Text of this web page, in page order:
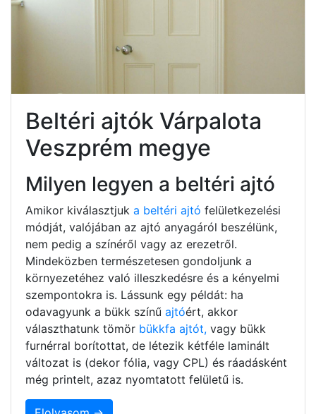
Beltéri ajtók Várpalota
Veszprém megye
Milyen legyen a beltéri ajtó
Amikor kiválasztjuk a beltéri ajtó felületkezelési
módját, valójában az ajtó anyagáról beszélünk,
nem pedig a színéről vagy az erezetről.
Mindeközben természetesen gondoljunk a
környezetéhez való illeszkedésre és a kényelmi
szempontokra is. Lássunk egy példát: ha
odavagyunk a bükk színű ajtóért, akkor
választhatunk tömör bükkfa ajtót, vagy bükk
furnérral borítottat, de létezik kétféle laminált
változat is (dekor fólia, vagy CPL) és ráadásként
még printelt, azaz nyomtatott felületű is.